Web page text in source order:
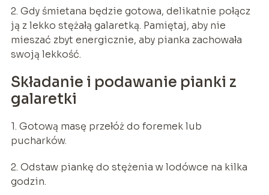
2. Gdy śmietana będzie gotowa, delikatnie połącz
ją z lekko stężałą galaretką. Pamiętaj, aby nie
mieszać zbyt energicznie, aby pianka zachowała
swoją lekkość.
Składanie i podawanie pianki z
galaretki
1. Gotową masę przełóż do foremek lub
pucharków.
2. Odstaw piankę do stężenia w lodówce na kilka
godzin.